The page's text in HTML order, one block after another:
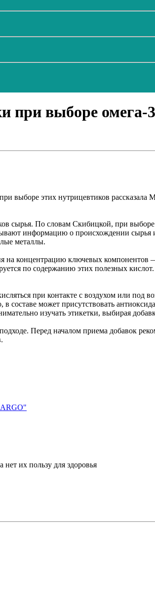
выборе омега-
выборе этих нутрицевтиков рассказала
сырья. По словам Скибицкой, при
информацию о происхождении сырья
металлы.
на концентрацию ключевых
по содержанию этих полезных
при контакте с воздухом или под
составе может присутствовать
изучать этикетки, выбирая
Перед началом приема добавок
их пользу для здоровья